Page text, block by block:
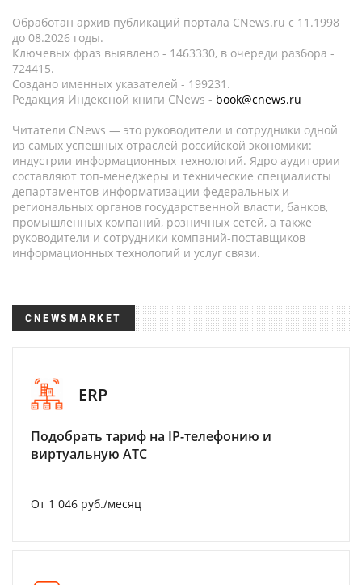
Обработан архив публикаций портала CNews.ru c 11.1998
до 08.2026 годы.
Ключевых фраз выявлено - 1463330, в очереди разбора -
724415.
Создано именных указателей - 199231.
Редакция Индексной книги CNews - book@cnews.ru
Читатели CNews — это руководители и сотрудники одной
из самых успешных отраслей российской экономики:
индустрии информационных технологий. Ядро аудитории
составляют топ-менеджеры и технические специалисты
департаментов информатизации федеральных и
региональных органов государственной власти, банков,
промышленных компаний, розничных сетей, а также
руководители и сотрудники компаний-поставщиков
информационных технологий и услуг связи.
CNEWSMARKET
ERP
Подобрать тариф на IP-телефонию и
виртуальную АТС
От 1 046 руб./месяц